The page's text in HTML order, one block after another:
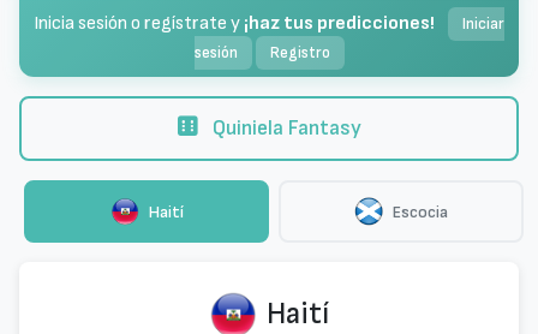
Inicia sesión o regístrate y ¡haz tus predicciones!
Iniciar
sesión
Registro
Quiniela Fantasy
Haití Escocia
Haití